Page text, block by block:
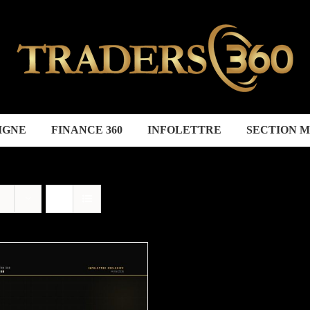
FINANCE 360 INFOLETTRE SECTION